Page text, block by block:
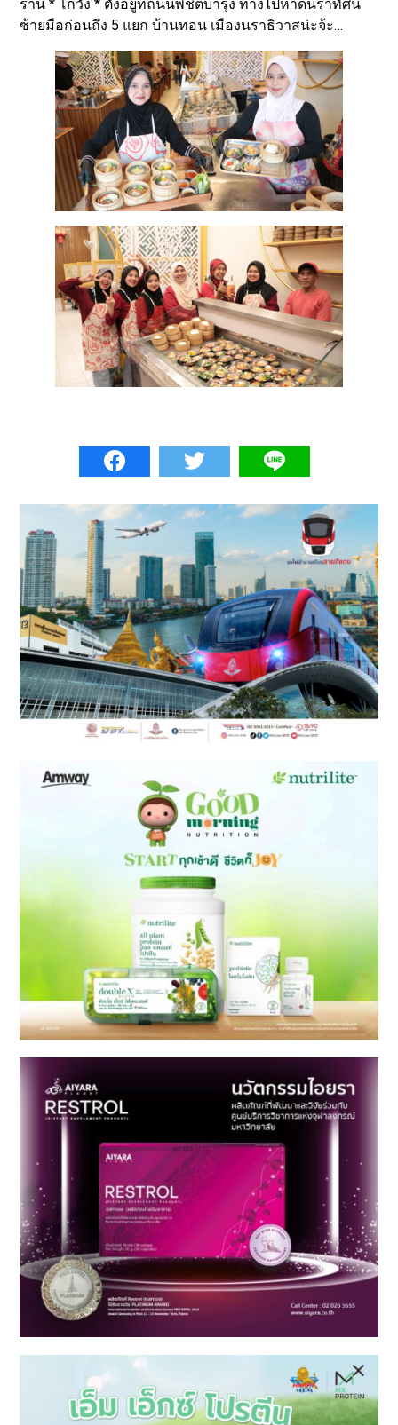
ร้าน * โก๋วัง * ตั้งอยู่ที่ถนนพิชิตบำรุง ทางไปหาดนราทัศน์
ซ้ายมือก่อนถึง 5 แยก บ้านทอน เมืองนราธิวาสน่ะจ้ะ…